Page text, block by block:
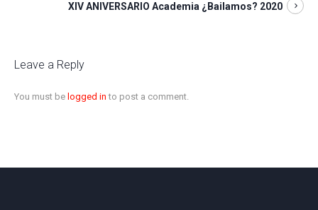
XIV ANIVERSARIO Academia ¿Bailamos? 2020
Leave a Reply
You must be logged in to post a comment.